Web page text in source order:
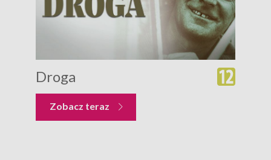
Droga
Zobacz teraz